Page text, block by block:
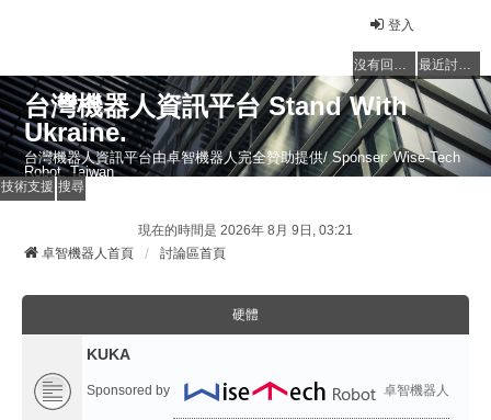
登入
沒有回覆的主題 最近討論的主題
台灣機器人資訊平台 Stand With
Ukraine.
台灣機器人資訊平台由卓智機器人完全贊助提供/ Sponser: Wise-Tech
Robot, Taiwan
技術支援 搜尋
現在的時間是 2026年 8月 9日, 03:21
卓智機器人首頁
討論區首頁
硬體
KUKA
Sponsored by 卓智機器人